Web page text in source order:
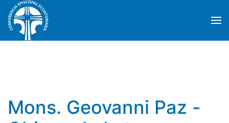
Skip to main content
Mons. Geovanni Paz -